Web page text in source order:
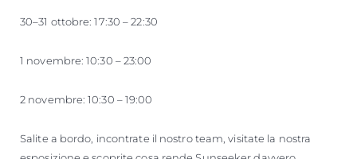
30–31 ottobre: ​​17:30 – 22:30
1 novembre: 10:30 – 23:00
2 novembre: 10:30 – 19:00
Salite a bordo, incontrate il nostro team, visitate la nostra